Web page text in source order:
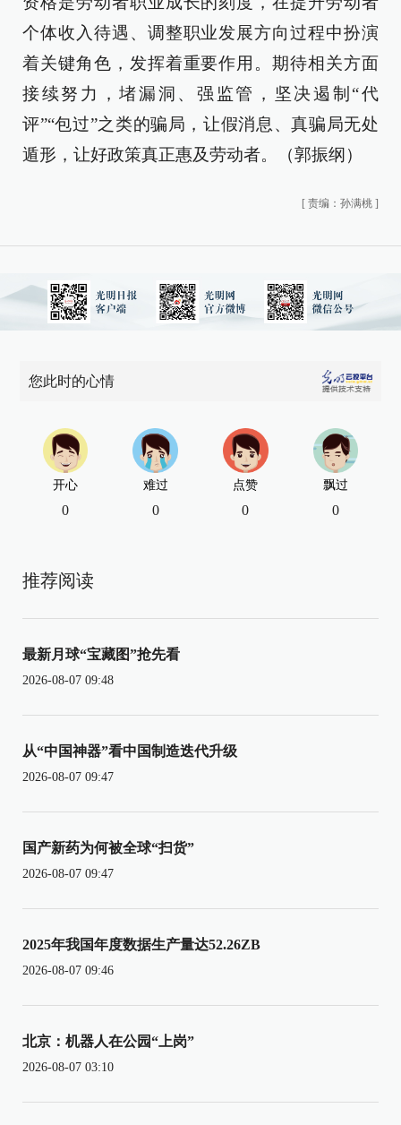
个体收入待遇、调整职业发展方向过程中扮演
着关键角色，发挥着重要作用。期待相关方面
接续努力，堵漏洞、强监管，坚决遏制“代
评”“包过”之类的骗局，让假消息、真骗局无处
遁形，让好政策真正惠及劳动者。（郭振纲）
[ 责编：孙满桃 ]
您此时的心情
开心
0
难过
0
点赞
0
飘过
0
推荐阅读
最新月球“宝藏图”抢先看
2026-08-07 09:48
从“中国神器”看中国制造迭代升级
2026-08-07 09:47
国产新药为何被全球“扫货”
2026-08-07 09:47
2025年我国年度数据生产量达52.26ZB
2026-08-07 09:46
北京：机器人在公园“上岗”
2026-08-07 03:10